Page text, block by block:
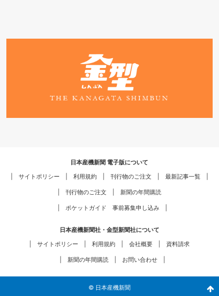
日本産機新聞 電子版について
サイトポリシー
利用規約 刊行物のご注文 最新記事一覧
刊行物のご注文 新聞の年間購読
ポケットガイド 事前募集申し込み
日本産機新聞社・金型新聞社について
サイトポリシー
利用規約 会社概要 資料請求
新聞の年間購読 お問い合わせ
© 日本産機新聞